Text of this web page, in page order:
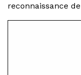
reconnaissance